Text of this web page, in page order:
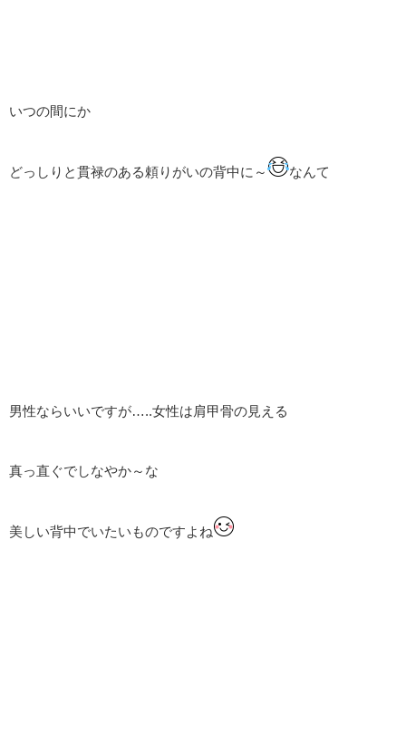
いつの間にか
どっしりと貫禄のある頼りがいの背中に～ なんて
男性ならいいですが…..女性は肩甲骨の見える
真っ直ぐでしなやか～な
美しい背中でいたいものですよね